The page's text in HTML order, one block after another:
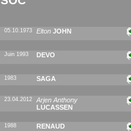
05.10.1973 Elton JOHN
Juin 1993 DEVO
1983 SAGA
23.04.2012
Arjen Anthony
LUCASSEN
1988 RENAUD